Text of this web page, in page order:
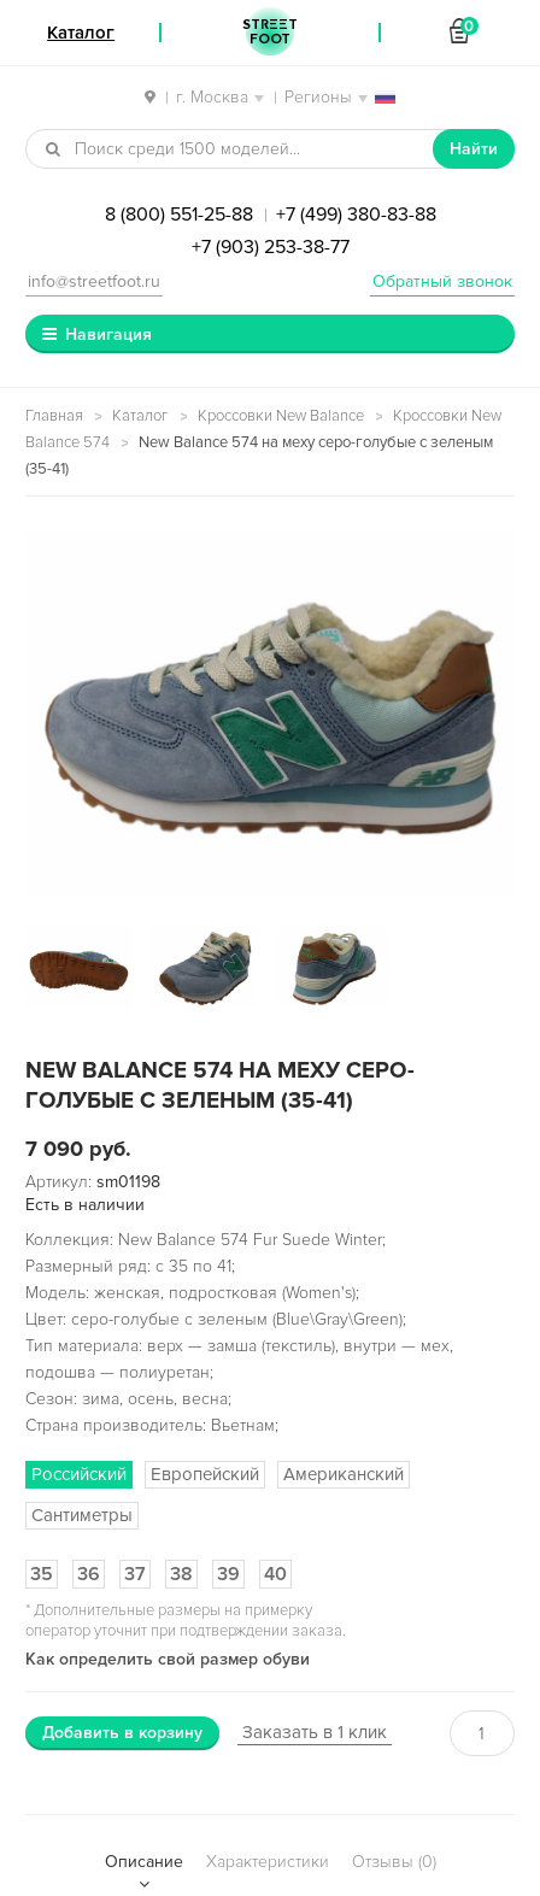
| г. Москва | Регионы
Перейти к навигации
Перейти к содержимому
Найти
8 (800) 551-25-88 | +7 (499) 380-83-88
+7 (903) 253-38-77
Обратный звонок
info@streetfoot.ru
Навигация
Главная Каталог Кроссовки New Balance
Кроссовки New
Balance 574
New Balance 574 на меху серо-голубые с зеленым
(35-41)
NEW BALANCE 574 НА МЕХУ СЕРО-
ГОЛУБЫЕ С ЗЕЛЕНЫМ (35-41)
7 090 руб.
Артикул: sm01198
Есть в наличии
Коллекция: New Balance 574 Fur Suede Winter;
Размерный ряд: c 35 по 41;
Модель: женская, подростковая (Women's);
Цвет: серо-голубые с зеленым (Blue\Gray\Green);
Тип материала: верх — замша (текстиль), внутри — мех,
подошва — полиуретан;
Сезон: зима, осень, весна;
Страна производитель: Вьетнам;
Российский Европейский
Американский
Сантиметры
35 36 37 38 39 40
*Дополнительные размеры на примерку
оператор уточнит при подтверждении заказа.
Как определить свой размер обуви
Добавить в корзину Заказать в 1 клик
Описание Характеристики Отзывы (0)
Каталог STREET
FOOT
0